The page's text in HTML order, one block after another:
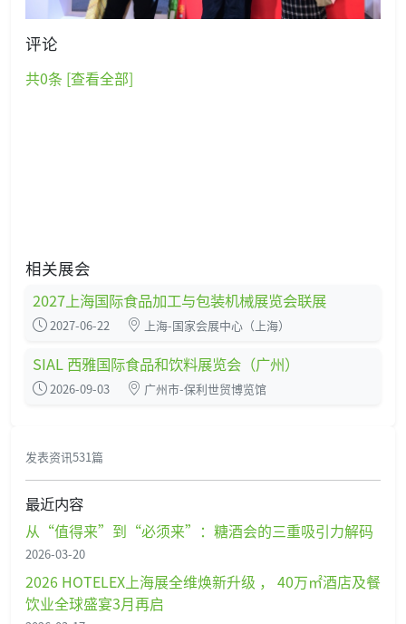
评论
共0条 [查看全部]
相关展会
2027上海国际食品加工与包装机械展览会联展
2027-06-22 上海-国家会展中心（上海）
SIAL 西雅国际食品和饮料展览会（广州）
2026-09-03 广州市-保利世贸博览馆
发表资讯531篇
最近内容
从“值得来”到“必须来”：糖酒会的三重吸引力解码
2026-03-20
2026 HOTELEX上海展全维焕新升级 ， 40万㎡酒店及餐
饮业全球盛宴3月再启